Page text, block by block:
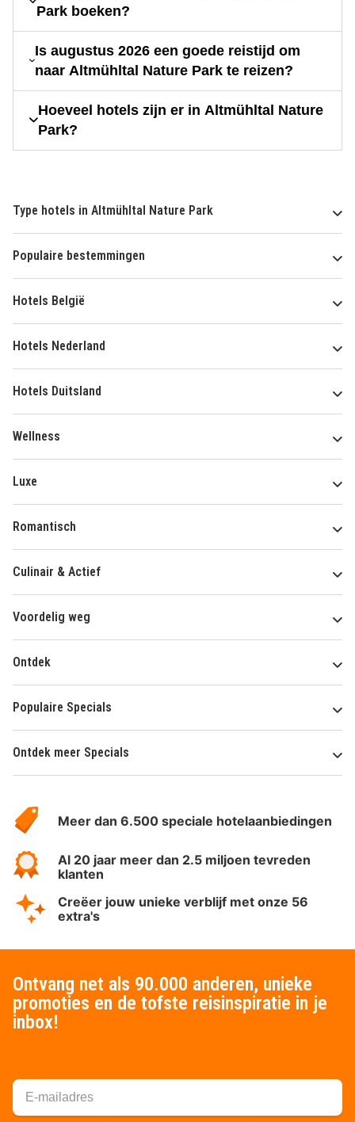
Park boeken?
Is augustus 2026 een goede reistijd om
naar Altmühltal Nature Park te reizen?
Hoeveel hotels zijn er in Altmühltal Nature
Park?
Type hotels in Altmühltal Nature Park
Populaire bestemmingen
Hotels België
Hotels Nederland
Hotels Duitsland
Wellness
Luxe
Romantisch
Culinair & Actief
Voordelig weg
Ontdek
Populaire Specials
Ontdek meer Specials
HotelSpecials
Meer dan 6.500 speciale hotelaanbiedingen
Al 20 jaar meer dan 2.5 miljoen tevreden
klanten
Creëer jouw unieke verblijf met onze 56
extra's
Ontvang net als 90.000 anderen, unieke
promoties en de tofste reisinspiratie in je
inbox!